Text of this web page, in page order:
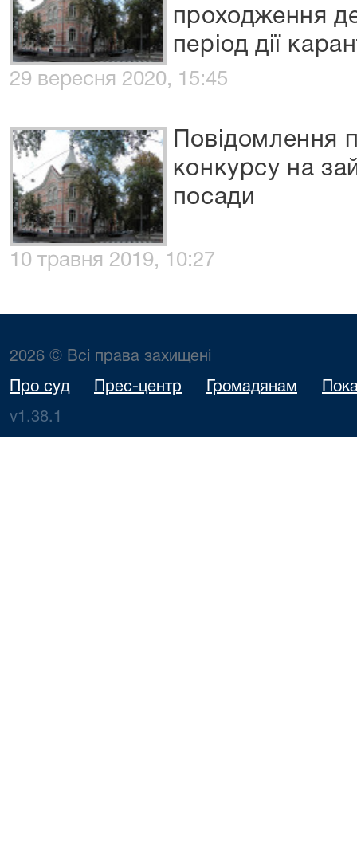
проходження
період дії
29 вересня 2020, 15:45
Повідомлення
конкурсу на
посади
10 травня 2019, 10:27
2026 © Всі права захищені
Про суд Прес-центр Громадянам
v1.38.1